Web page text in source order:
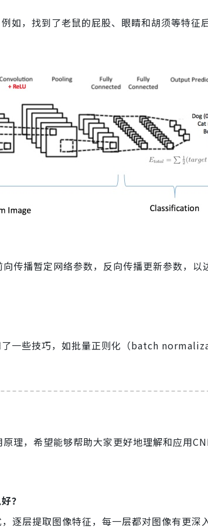
如，找到了老鼠的屁股、眼睛和胡须等特征
传播暂定网络参数，反向传播更新参数，
了一些技巧，如批量正则化（batch
理，希望能够帮助大家更好地理解和应用
？
逐层提取图像特征，每一层都对图像有更深